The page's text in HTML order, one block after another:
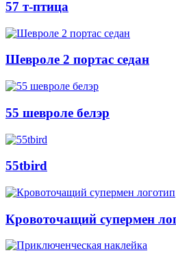
57 т-птица
Шевроле 2 портас седан
55 шевроле белэр
55tbird
Кровоточащий супермен